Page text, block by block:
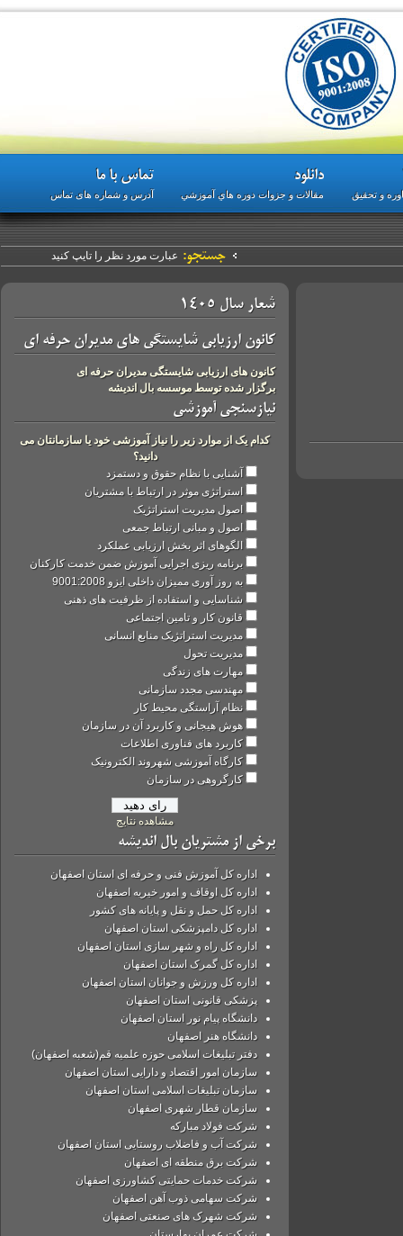
تحقیق
دانلود
مقالات و جزوات دوره هاي آموزشي
تماس با ما
آدرس و شماره های تماس
جستجو:
شعار سال 1405
کانون ارزیابی شایستگی های مدیران حرفه ای
کانون های ارزیابی شایستگی مدیران حرفه ای
برگزار شده توسط موسسه بال اندیشه
نیازسنجی آموزشی
کدام یک از موارد زیر را نیاز آموزشی خود یا سازمانتان می
دانید؟
آشنایی با نظام حقوق و دستمزد
استراتژی موثر در ارتباط با مشتریان
اصول مدیریت استراتژیک
اصول و مبانی ارتباط جمعی
الگوهای اثر بخش ارزیابی عملکرد
برنامه ریزی اجرایی آموزش ضمن خدمت کارکنان
به روز آوری ممیزان داخلی ایزو 9001:2008
شناسایی و استفاده از ظرفیت های ذهنی
قانون کار و تامین اجتماعی
مدیریت استراتژیک منابع انسانی
مدیریت تحول
مهارت های زندگی
مهندسی مجدد سازمانی
نظام آراستگی محیط کار
هوش هیجانی و کاربرد آن در سازمان
کاربرد های فناوری اطلاعات
کارگاه آموزشی شهروند الکترونیک
کارگروهی در سازمان
مشاهده نتایج
برخی از مشتریان بال اندیشه
اداره کل آموزش فنی و حرفه ای استان اصفهان
اداره کل اوقاف و امور خیریه اصفهان
اداره کل حمل و نقل و پایانه های کشور
اداره کل دامپزشکی استان اصفهان
اداره کل راه و شهر سازی استان اصفهان
اداره کل گمرک استان اصفهان
اداره کل ورزش و جوانان استان اصفهان
پزشکی قانونی استان اصفهان
دانشگاه پیام نور استان اصفهان
دانشگاه هنر اصفهان
دفتر تبلیغات اسلامی حوزه علمیه قم(شعبه اصفهان)
سازمان امور اقتصاد و دارایی استان اصفهان
سازمان تبلیغات اسلامی استان اصفهان
سازمان قطار شهری اصفهان
شركت فولاد مباركه
شرکت آب و فاضلاب روستایی استان اصفهان
شرکت برق منطقه ای اصفهان
شرکت خدمات حمایتی کشاورزی اصفهان
شرکت سهامی ذوب آهن اصفهان
شرکت شهرک های صنعتی اصفهان